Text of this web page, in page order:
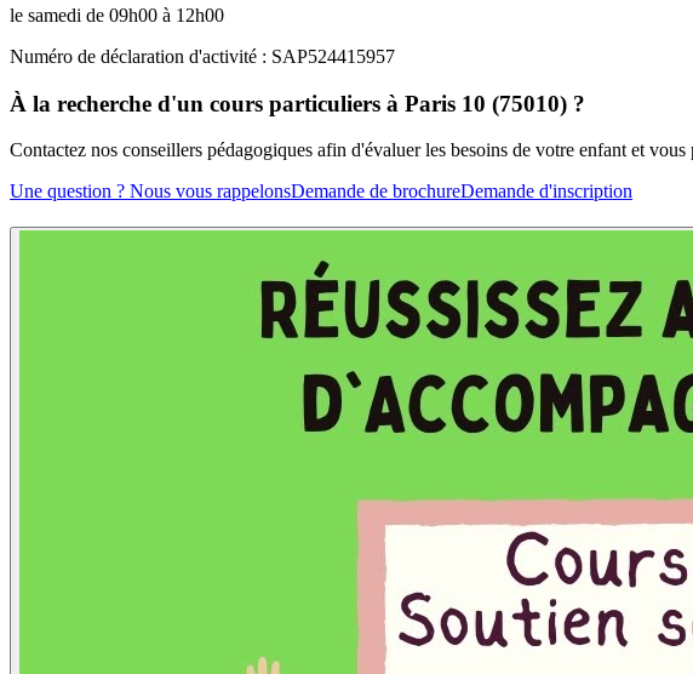
le samedi de 09h00 à 12h00
Numéro de déclaration d'activité : SAP524415957
À la recherche d'un cours particuliers à Paris 10 (75010) ?
Contactez nos conseillers pédagogiques afin d'évaluer les besoins de votre enfant et
Une question ? Nous vous rappelonsDemande de brochureDemande d'inscription